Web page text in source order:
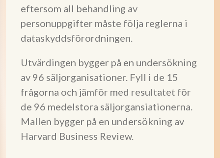
eftersom all behandling av
personuppgifter måste följa reglerna i
dataskyddsförordningen.
Utvärdingen bygger på en undersökning
av 96 säljorganisationer. Fyll i de 15
frågorna och jämför med resultatet för
de 96 medelstora säljorgansiationerna.
Mallen bygger på en undersökning av
Harvard Business Review.